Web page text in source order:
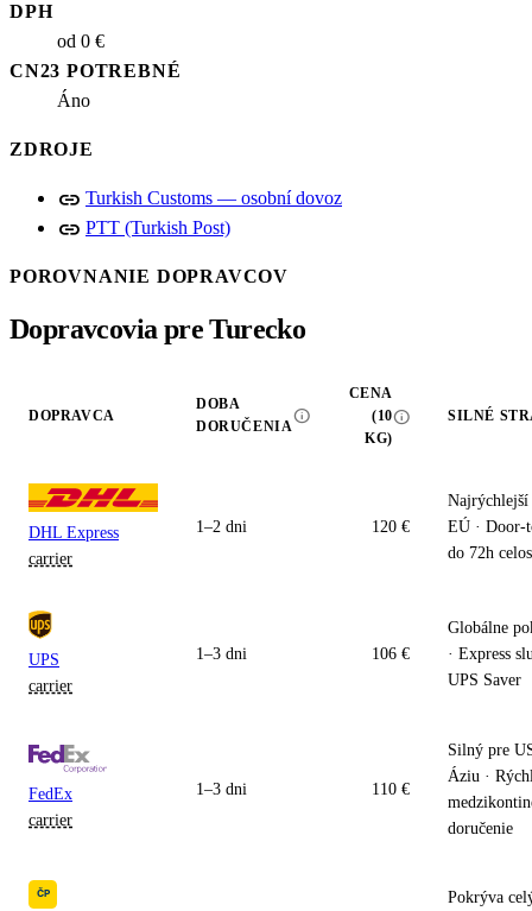
DPH
od 0 €
CN23 POTREBNÉ
Áno
ZDROJE
link Turkish Customs — osobní dovoz
link PTT (Turkish Post)
POROVNANIE DOPRAVCOV
Dopravcovia pre Turecko
DOPRAVCA
DOBA
DORUČENIA
info
CENA
(10
KG)
info SILNÉ
DHL Express
carrier
1–2 dni 120 €
EÚ · Door-
do 72h
UPS
carrier
1–3 dni 106 €
Globálne
· Express
UPS Saver
FedEx
carrier
1–3 dni 110 €
Silný pre
Áziu ·
doručenie
Pokrýva